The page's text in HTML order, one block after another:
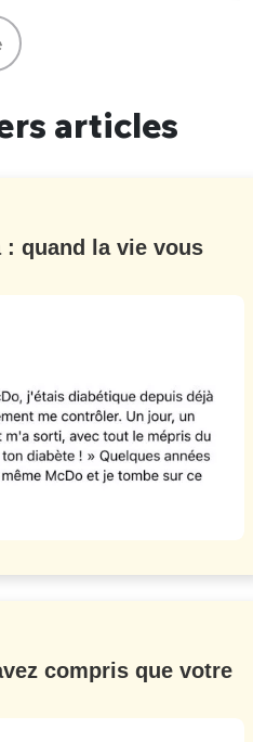
articles
quand la vie vous
compris que votre